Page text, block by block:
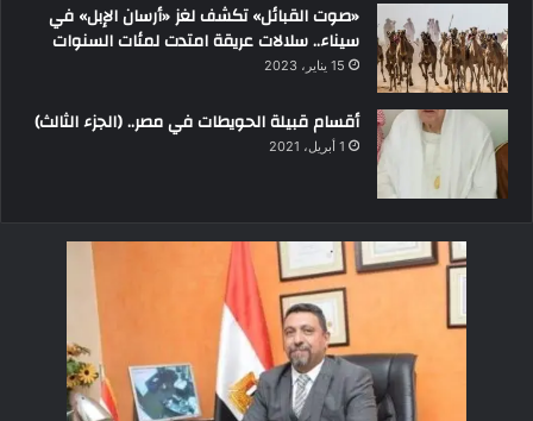
«صوت القبائل» تكشف لغز «أرسان الإبل» في
سيناء.. سلالات عريقة امتدت لمئات السنوات
15 يناير، 2023
أقسام قبيلة الحويطات في مصر.. (الجزء الثالث)
1 أبريل، 2021